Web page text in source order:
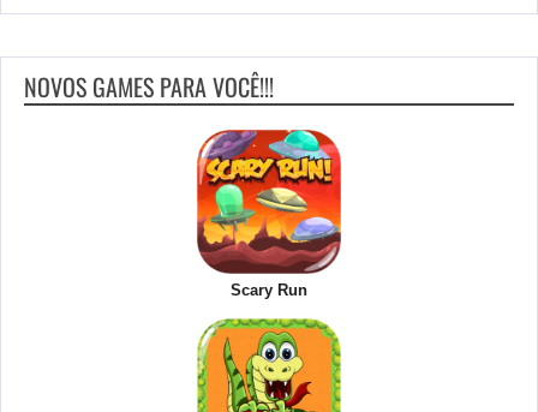
NOVOS GAMES PARA VOCÊ!!!
Scary Run